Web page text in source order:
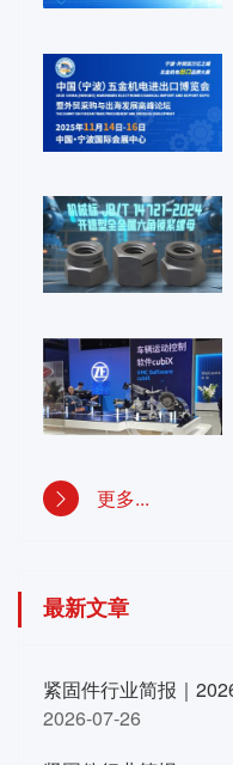
更多...
最新文章
紧固件行业简报｜
2026-07-26